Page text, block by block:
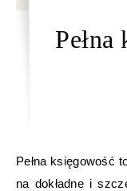
Pełna księgowość
na dokładne i